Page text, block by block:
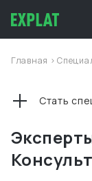
Главная >
Стать